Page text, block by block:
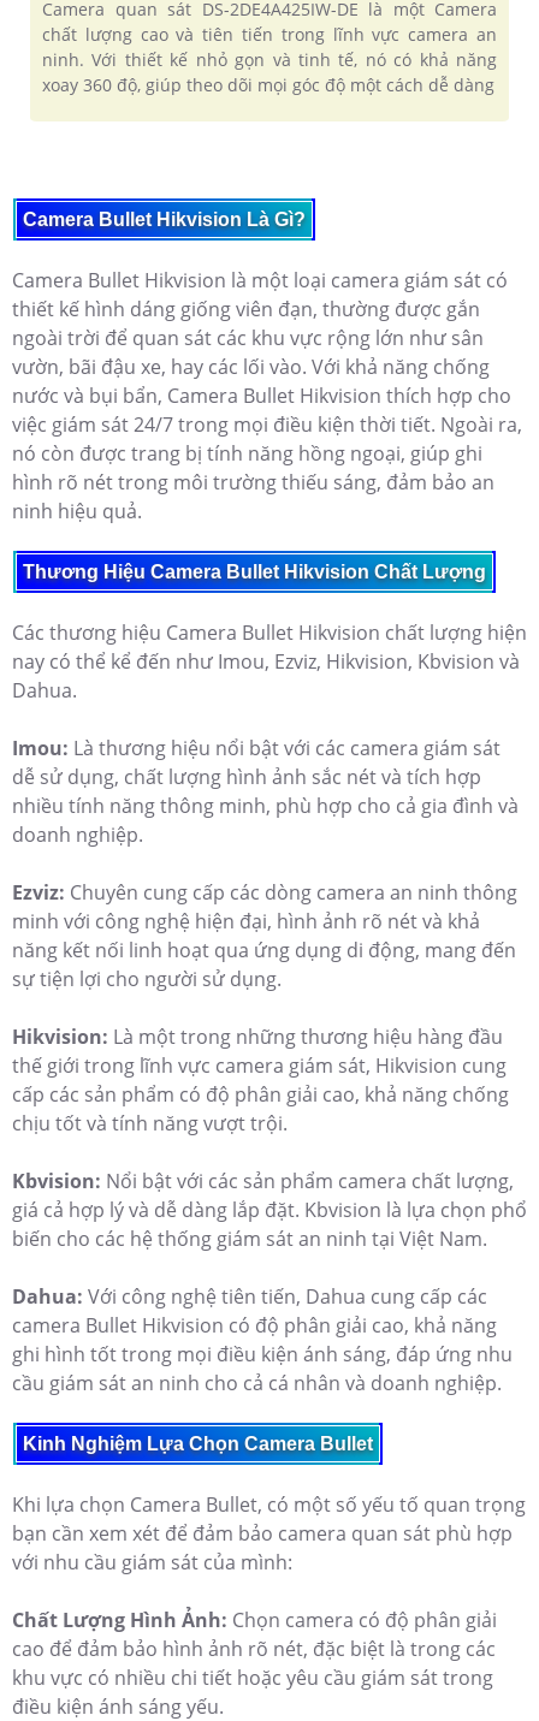
Camera quan sát DS-2DE4A425IW-DE là một Camera
chất lượng cao và tiên tiến trong lĩnh vực camera an
ninh. Với thiết kế nhỏ gọn và tinh tế, nó có khả năng
xoay 360 độ, giúp theo dõi mọi góc độ một cách dễ dàng
Camera Bullet Hikvision Là Gì?
Camera Bullet Hikvision là một loại camera giám sát có
thiết kế hình dáng giống viên đạn, thường được gắn
ngoài trời để quan sát các khu vực rộng lớn như sân
vườn, bãi đậu xe, hay các lối vào. Với khả năng chống
nước và bụi bẩn, Camera Bullet Hikvision thích hợp cho
việc giám sát 24/7 trong mọi điều kiện thời tiết. Ngoài ra,
nó còn được trang bị tính năng hồng ngoại, giúp ghi
hình rõ nét trong môi trường thiếu sáng, đảm bảo an
ninh hiệu quả.
Thương Hiệu Camera Bullet Hikvision Chất Lượng
Các thương hiệu Camera Bullet Hikvision chất lượng hiện
nay có thể kể đến như Imou, Ezviz, Hikvision, Kbvision và
Dahua.
Imou: Là thương hiệu nổi bật với các camera giám sát
dễ sử dụng, chất lượng hình ảnh sắc nét và tích hợp
nhiều tính năng thông minh, phù hợp cho cả gia đình và
doanh nghiệp.
Ezviz: Chuyên cung cấp các dòng camera an ninh thông
minh với công nghệ hiện đại, hình ảnh rõ nét và khả
năng kết nối linh hoạt qua ứng dụng di động, mang đến
sự tiện lợi cho người sử dụng.
Hikvision: Là một trong những thương hiệu hàng đầu
thế giới trong lĩnh vực camera giám sát, Hikvision cung
cấp các sản phẩm có độ phân giải cao, khả năng chống
chịu tốt và tính năng vượt trội.
Kbvision: Nổi bật với các sản phẩm camera chất lượng,
giá cả hợp lý và dễ dàng lắp đặt. Kbvision là lựa chọn phổ
biến cho các hệ thống giám sát an ninh tại Việt Nam.
Dahua: Với công nghệ tiên tiến, Dahua cung cấp các
camera Bullet Hikvision có độ phân giải cao, khả năng
ghi hình tốt trong mọi điều kiện ánh sáng, đáp ứng nhu
cầu giám sát an ninh cho cả cá nhân và doanh nghiệp.
Kinh Nghiệm Lựa Chọn Camera Bullet
Khi lựa chọn Camera Bullet, có một số yếu tố quan trọng
bạn cần xem xét để đảm bảo camera quan sát phù hợp
với nhu cầu giám sát của mình:
Chất Lượng Hình Ảnh: Chọn camera có độ phân giải
cao để đảm bảo hình ảnh rõ nét, đặc biệt là trong các
khu vực có nhiều chi tiết hoặc yêu cầu giám sát trong
điều kiện ánh sáng yếu.